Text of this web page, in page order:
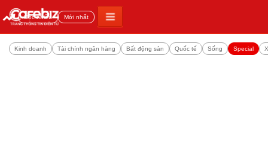
Đọc nhiều Mới nhất
Kinh doanh Tài chính ngân hàng Bất động sản Quốc tế Sống Special